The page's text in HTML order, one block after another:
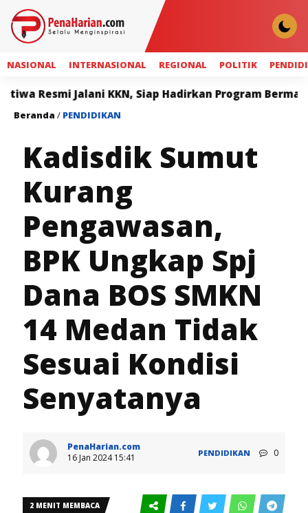
NASIONAL INTERNASIONAL REGIONAL POLITIK
Jalani KKN, Siap Hadirkan Program Bermanfaat
Beranda / PENDIDIKAN
Kadisdik Sumut
Kurang
Pengawasan,
BPK Ungkap Spj
Dana BOS SMKN
14 Medan Tidak
Sesuai Kondisi
Senyatanya
PenaHarian.com
16 Jan 2024 15:41
PENDIDIKAN 0
2 MENIT MEMBACA